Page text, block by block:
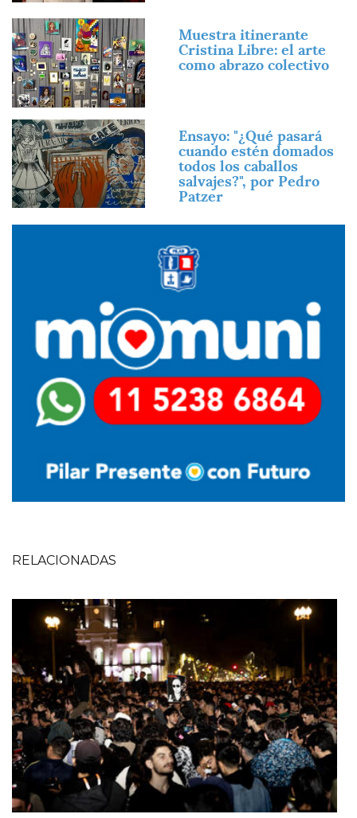
Imagen
Muestra itinerante
Cristina Libre: el arte
como abrazo colectivo
Imagen
Ensayo: "¿Qué pasará
cuando estén domados
todos los caballos
salvajes?", por Pedro
Patzer
RELACIONADAS